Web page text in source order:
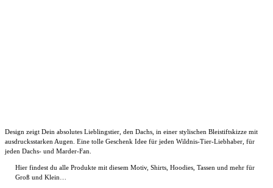
Design zeigt Dein absolutes Lieblingstier, den Dachs, in einer stylischen Bleistiftskizze mit
ausdrucksstarken Augen. Eine tolle Geschenk Idee für jeden Wildnis-Tier-Liebhaber, für
jeden Dachs- und Marder-Fan.
Hier findest du alle Produkte mit diesem Motiv, Shirts, Hoodies, Tassen und mehr für
Groß und Klein…